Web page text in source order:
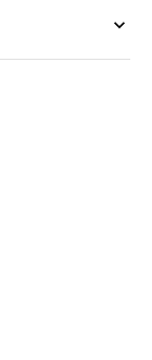
keyboard_arrow_down